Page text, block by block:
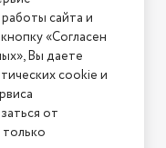
нам
У нас есть всё!
сайта и
«Согласен
Вы даете
cookie и
от